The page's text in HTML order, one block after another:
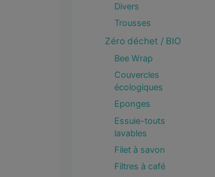
Divers
Trousses
Zéro déchet / BIO
Bee Wrap
Couvercles
écologiques
Eponges
Essuie-touts
lavables
Filet à savon
Filtres à café